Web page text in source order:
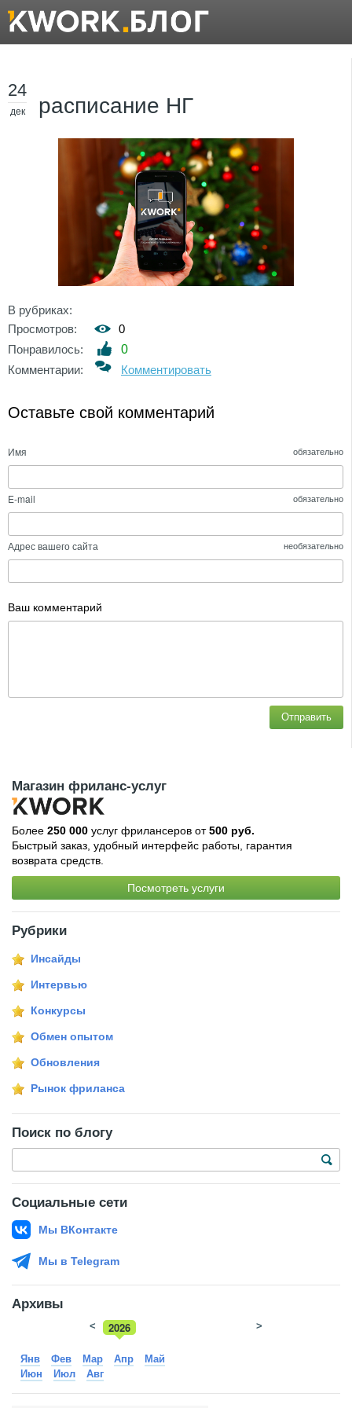
24
дек расписание НГ
В рубриках:
Просмотров:
0
Понравилось:
0
Комментарии:
Комментировать
Оставьте свой комментарий
Имя обязательно
E-mail обязательно
Адрес вашего сайта необязательно
Ваш комментарий
Отправить
Магазин фриланс-услуг
Более 250 000 услуг фрилансеров от500 руб.
Быстрый заказ, удобный интерфейс работы, гарантия
возврата средств.
Посмотреть услуги
Рубрики
Инсайды
Интервью
Конкурсы
Обмен опытом
Обновления
Рынок фриланса
Поиск по блогу
Социальные сети
Мы ВКонтакте
Мы в Telegram
Архивы
2026
2025
< >
Янв Фев Мар Апр
Май
Июн
Июл Авг